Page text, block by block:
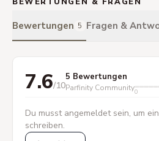
Bewertungen 5 Fragen &
7.6/10
5 Bewertungen
Parfinity Community0
Du musst angemeldet sein, um
schreiben.